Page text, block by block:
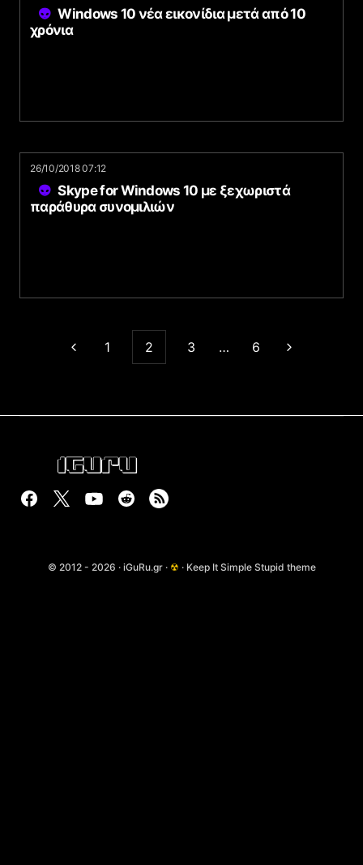
Windows 10 νέα εικονίδια μετά από 10
χρόνια
26/10/2018 07:12
Skype for Windows 10 με ξεχωριστά
παράθυρα συνομιλιών
1 2 3 … 6
© 2012 - 2026 · iGuRu.gr · ☢ · Keep It Simple Stupid theme